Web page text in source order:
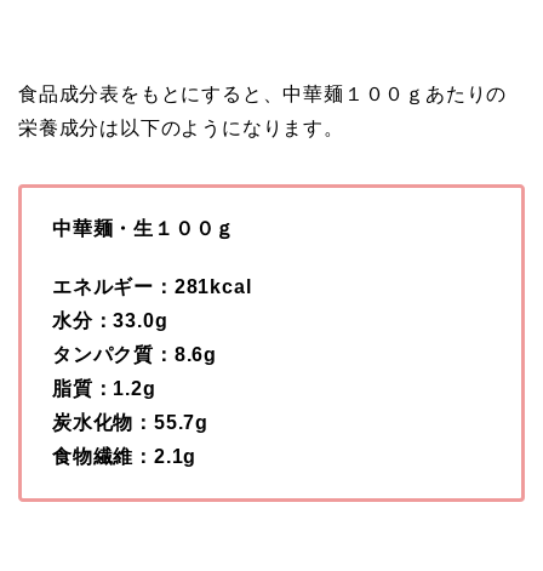
食品成分表をもとにすると、中華麺１００ｇあたりの
栄養成分は以下のようになります。
中華麺・生１００ｇ
エネルギー：281kcal
水分：33.0g
タンパク質：8.6g
脂質：1.2g
炭水化物：55.7g
食物繊維：2.1g